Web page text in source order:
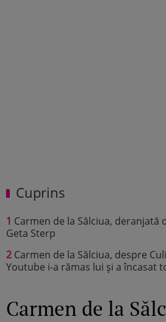
Cuprins
1 Carmen de la Sălciua, deranjată
Geta Sterp
2 Carmen de la Sălciua, despre
Youtube i-a rămas lui și a încasat
Carmen de la